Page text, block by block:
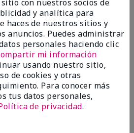
con nuestros socios de
y analítica para
haces de nuestros sitios y
anuncios. Puedes administrar
personales haciendo clic
mi información
usando nuestro sitio,
de cookies y otras
Para conocer más
tus datos personales,
de privacidad.